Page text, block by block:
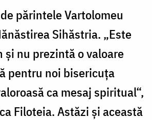
părintele Vartolomeu
Sihăstria. „Este
şi nu prezintă o valoare
pentru noi bisericuţa
ca mesaj spiritual“,
Filoteia. Astăzi şi această